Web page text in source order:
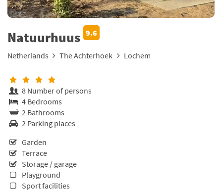
Natuurhuus 9.6
Netherlands The Achterhoek Lochem
8 Number of persons
4 Bedrooms
2 Bathrooms
2 Parking places
Garden
Terrace
Storage / garage
Playground
Sport facilities